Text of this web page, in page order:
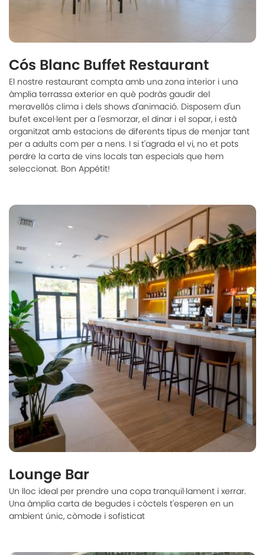
Cós Blanc Buffet Restaurant
El nostre restaurant compta amb una zona interior i una
àmplia terrassa exterior en què podràs gaudir del
meravellós clima i dels shows d'animació. Disposem d'un
bufet excel·lent per a l'esmorzar, el dinar i el sopar, i està
organitzat amb estacions de diferents tipus de menjar tant
per a adults com per a nens. I si t'agrada el vi, no et pots
perdre la carta de vins locals tan especials que hem
seleccionat. Bon Appétit!
Lounge Bar
Un lloc ideal per prendre una copa tranquil·lament i xerrar.
Una àmplia carta de begudes i còctels t'esperen en un
ambient únic, còmode i sofisticat